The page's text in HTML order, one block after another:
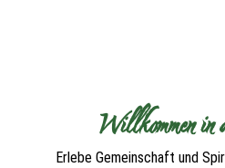
Willkommen
Erlebe Gemeinschaft und